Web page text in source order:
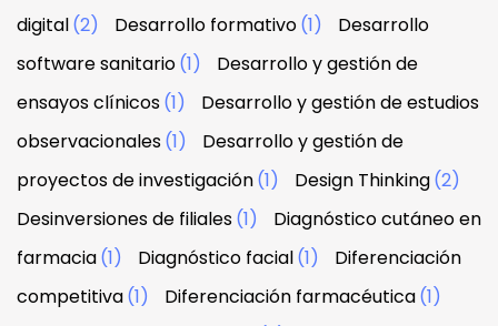
digital(2) Desarrollo formativo(1)
Desarrollo
software sanitario(1)
Desarrollo y gestión de
ensayos clínicos(1)
Desarrollo y gestión de estudios
observacionales(1)
Desarrollo y gestión de
proyectos de investigación(1) Design Thinking(2)
Desinversiones de filiales(1)
Diagnóstico cutáneo en
farmacia(1) Diagnóstico facial(1)
Diferenciación
competitiva(1) Diferenciación farmacéutica(1)